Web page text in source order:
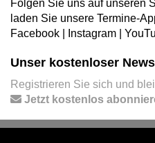
Folgen Sie uns auf unseren
laden Sie unsere Termine-
Facebook
Instagram
Unser kostenloser
Registrieren Sie sich und
Jetzt kostenlos